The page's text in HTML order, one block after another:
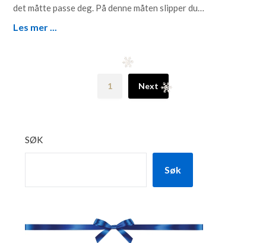
det måtte passe deg. På denne måten slipper du…
Les mer ...
1 Next
SØK
Søk